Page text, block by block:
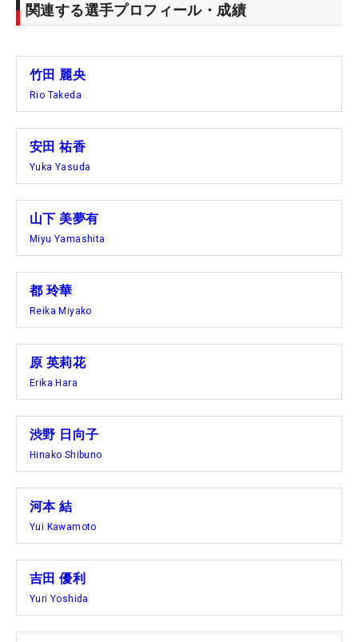
関連する選手プロフィール・成績
竹田 麗央
Rio Takeda
安田 祐香
Yuka Yasuda
山下 美夢有
Miyu Yamashita
都 玲華
Reika Miyako
原 英莉花
Erika Hara
渋野 日向子
Hinako Shibuno
河本 結
Yui Kawamoto
吉田 優利
Yuri Yoshida